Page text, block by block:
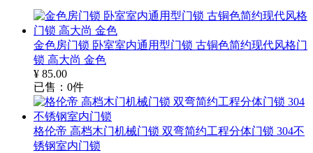
金色房门锁 卧室室内通用型门锁 古铜色简约现代风格门
锁 高大尚 金色
¥ 85.00
已售： 0件
格伦帝 高档木门机械门锁 双弯简约工程分体门锁 304不
锈钢室内门锁